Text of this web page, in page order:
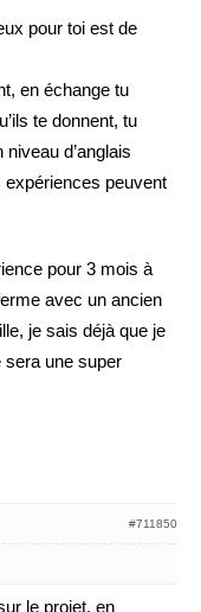
pour toi est de
en échange tu
te donnent, tu
d’anglais
expériences peuvent
pour 3 mois à
avec un ancien
je sais déjà que je
sera une super
#711850
le projet, en